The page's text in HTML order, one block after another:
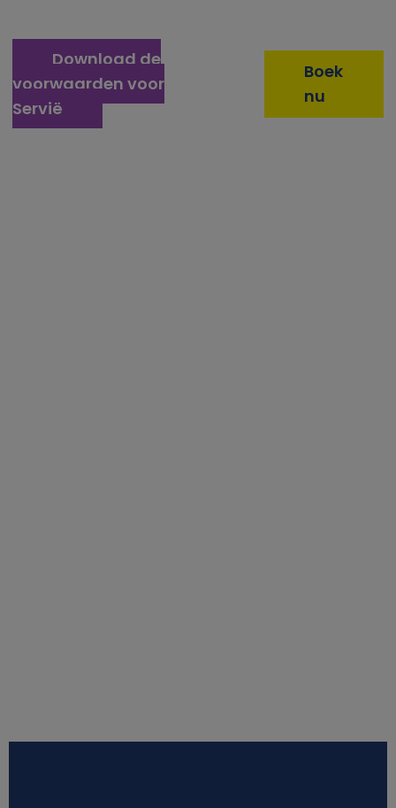
Download de
voorwaarden voor
Servië
Boek
nu
v
e